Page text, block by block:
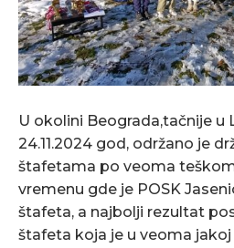
U okolini Beograda,tačnije u
24.11.2024 god, održano je
štafetama po veoma
vremenu gde je POSK
štafeta, a najbolji rezultat
štafeta koja je u veoma